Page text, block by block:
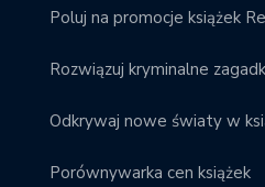
Poluj na promocje książek
Rozwiązuj kryminalne
Odkrywaj nowe światy w
Porównywarka cen książek